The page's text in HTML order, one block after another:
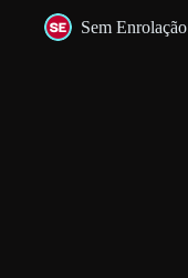
Sem Enrolação